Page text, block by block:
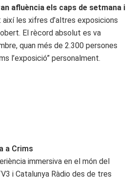
afluència els caps de setmana i
així les xifres d’altres exposicions
El rècord absolut es va
quan més de 2.300 persones
l’exposició” personalment.
a Crims
immersiva en el món del
i Catalunya Ràdio des de tres